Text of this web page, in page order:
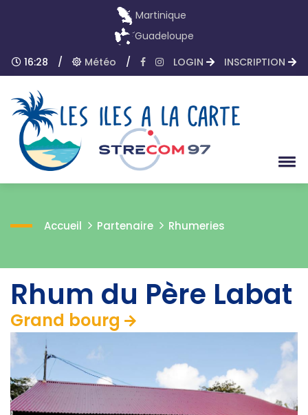
Martinique
Guadeloupe
16:28
/ Météo / LOGIN INSCRIPTION
Accueil Partenaire Rhumeries
Rhum du Père Labat
Grand bourg